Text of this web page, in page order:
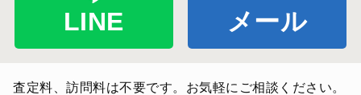
LINE メール
査定料、訪問料は不要です。お気軽にご相談ください。